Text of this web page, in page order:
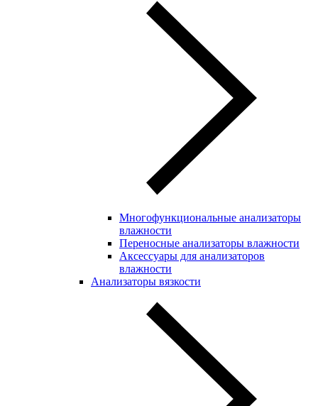
Многофункциональные анализаторы
влажности
Переносные анализаторы влажности
Аксессуары для анализаторов
влажности
Анализаторы вязкости